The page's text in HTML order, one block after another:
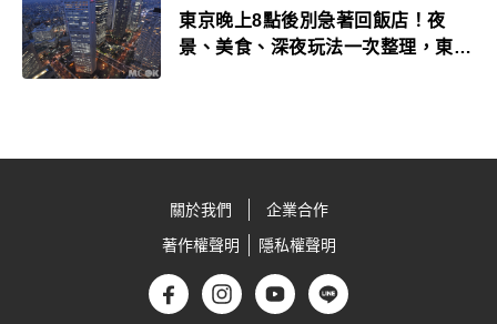
東京晚上8點後別急著回飯店！夜
景、美食、深夜玩法一次整理，東京
關於我們
企業合作
著作權聲明
隱私權聲明